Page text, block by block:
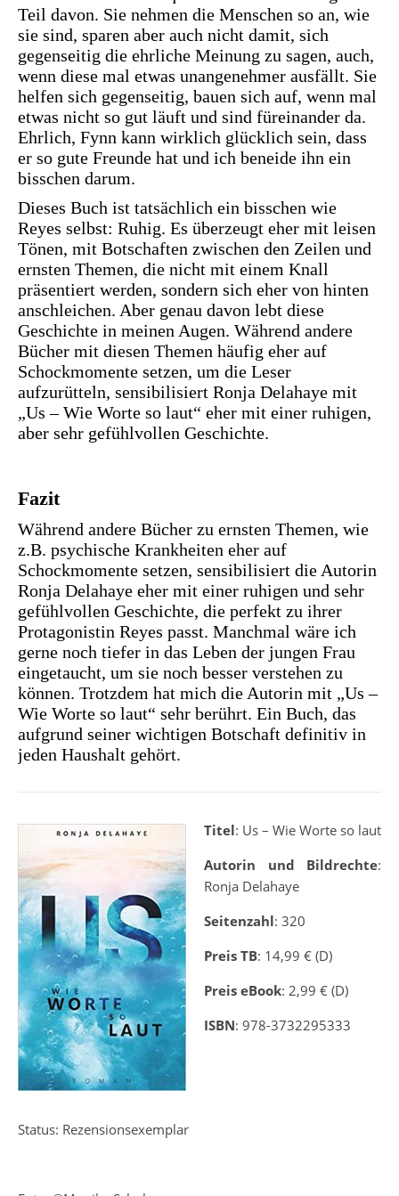
Teil davon. Sie nehmen die Menschen so an, wie
sie sind, sparen aber auch nicht damit, sich
gegenseitig die ehrliche Meinung zu sagen, auch,
wenn diese mal etwas unangenehmer ausfällt. Sie
helfen sich gegenseitig, bauen sich auf, wenn mal
etwas nicht so gut läuft und sind füreinander da.
Ehrlich, Fynn kann wirklich glücklich sein, dass
er so gute Freunde hat und ich beneide ihn ein
bisschen darum.
Dieses Buch ist tatsächlich ein bisschen wie
Reyes selbst: Ruhig. Es überzeugt eher mit leisen
Tönen, mit Botschaften zwischen den Zeilen und
ernsten Themen, die nicht mit einem Knall
präsentiert werden, sondern sich eher von hinten
anschleichen. Aber genau davon lebt diese
Geschichte in meinen Augen. Während andere
Bücher mit diesen Themen häufig eher auf
Schockmomente setzen, um die Leser
aufzurütteln, sensibilisiert Ronja Delahaye mit
„Us – Wie Worte so laut“ eher mit einer ruhigen,
aber sehr gefühlvollen Geschichte.
Fazit
Während andere Bücher zu ernsten Themen, wie
z.B. psychische Krankheiten eher auf
Schockmomente setzen, sensibilisiert die Autorin
Ronja Delahaye eher mit einer ruhigen und sehr
gefühlvollen Geschichte, die perfekt zu ihrer
Protagonistin Reyes passt. Manchmal wäre ich
gerne noch tiefer in das Leben der jungen Frau
eingetaucht, um sie noch besser verstehen zu
können. Trotzdem hat mich die Autorin mit „Us –
Wie Worte so laut“ sehr berührt. Ein Buch, das
aufgrund seiner wichtigen Botschaft definitiv in
jeden Haushalt gehört.
Titel: Us – Wie Worte so laut
Autorin und Bildrechte:
Ronja Delahaye
Seitenzahl: 320
Preis TB: 14,99 € (D)
Preis eBook: 2,99 € (D)
ISBN: 978-3732295333
Status: Rezensionsexemplar